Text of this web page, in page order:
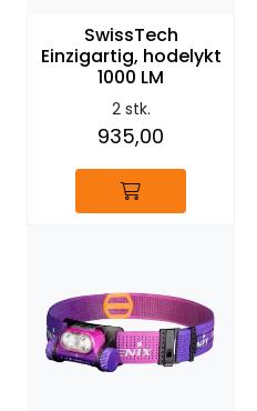
SwissTech
Einzigartig, hodelykt
1000 LM
2 stk.
935,00